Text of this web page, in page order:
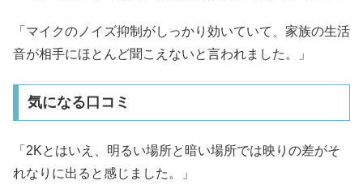
「マイクのノイズ抑制がしっかり効いていて、家族の生活
音が相手にほとんど聞こえないと言われました。」
気になる口コミ
「2Kとはいえ、明るい場所と暗い場所では映りの差がそ
れなりに出ると感じました。」